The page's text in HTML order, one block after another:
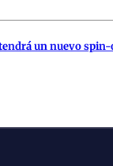
un nuevo